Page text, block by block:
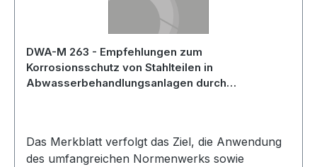
DWA-M 263 - Empfehlungen zum
Korrosionsschutz von Stahlteilen in
Abwasserbehandlungsanlagen durch
Das Merkblatt verfolgt das Ziel, die Anwendung
des umfangreichen Normenwerks sowie